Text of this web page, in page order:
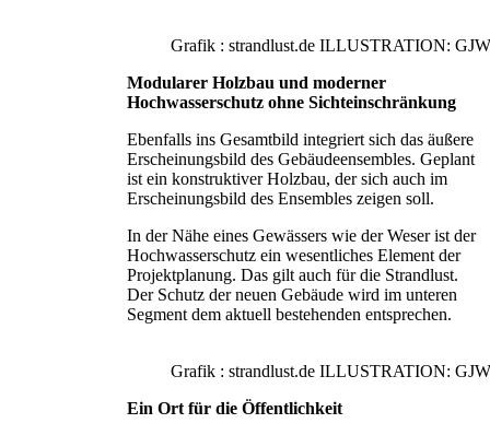
Grafik : strandlust.de ILLUSTRATION:
Modularer Holzbau und moderner
Hochwasserschutz ohne Sichteinschränkung
Ebenfalls ins Gesamtbild integriert sich das äußere
Erscheinungsbild des Gebäudeensembles. Geplant
ist ein konstruktiver Holzbau, der sich auch im
Erscheinungsbild des Ensembles zeigen soll.
In der Nähe eines Gewässers wie der Weser ist der
Hochwasserschutz ein wesentliches Element der
Projektplanung. Das gilt auch für die Strandlust.
Der Schutz der neuen Gebäude wird im unteren
Segment dem aktuell bestehenden entsprechen.
Grafik : strandlust.de ILLUSTRATION:
Ein Ort für die Öffentlichkeit